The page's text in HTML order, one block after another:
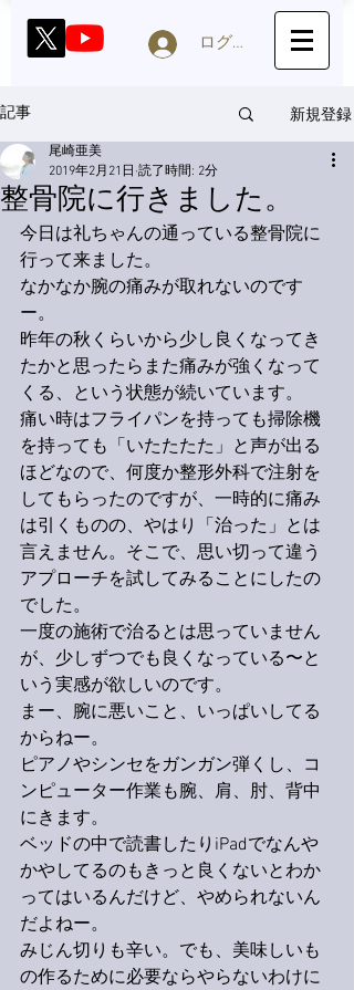
ログイン
記事 新規登録
整骨院に行きました。
尾崎亜美
2019年2月21日 読了時間: 2分
今日は礼ちゃんの通っている整骨院に
行って来ました。
なかなか腕の痛みが取れないのです
ー。
昨年の秋くらいから少し良くなってき
たかと思ったらまた痛みが強くなって
くる、という状態が続いています。
痛い時はフライパンを持っても掃除機
を持っても「いたたたた」と声が出る
ほどなので、何度か整形外科で注射を
してもらったのですが、一時的に痛み
は引くものの、やはり「治った」とは
言えません。そこで、思い切って違う
アプローチを試してみることにしたの
でした。
一度の施術で治るとは思っていません
が、少しずつでも良くなっている〜と
いう実感が欲しいのです。
まー、腕に悪いこと、いっぱいしてる
からねー。
ピアノやシンセをガンガン弾くし、コ
ンピューター作業も腕、肩、肘、背中
にきます。
ベッドの中で読書したりiPadでなんや
かやしてるのもきっと良くないとわか
ってはいるんだけど、やめられないん
だよねー。
みじん切りも辛い。でも、美味しいも
の作るために必要ならやらないわけに